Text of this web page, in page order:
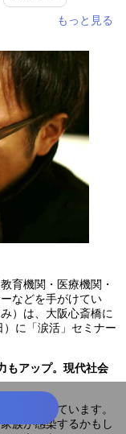
育機関・医療機関・
などを手がけてい
）は、大阪心斎橋に
に「涙活」セミナー
もアップ。現代社会
因が増えています。
族が感染するかもし